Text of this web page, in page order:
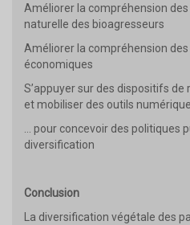
Améliorer la compréhension
naturelle des bioagresseurs
Améliorer la compréhension
économiques
S’appuyer sur des dispositifs
et mobiliser des outils
… pour concevoir des politiques
diversification
Conclusion
La diversification végétale des